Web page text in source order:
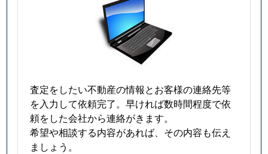
査定をしたい不動産の情報とお客様の連絡先等
を入力して依頼完了。早ければ数時間程度で依
頼をした会社から連絡がきます。
希望や相談する内容があれば、その内容も伝え
ましょう。